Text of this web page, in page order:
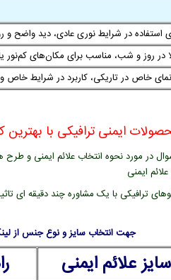
استفاده در شرایط نوری عادی، دید واضح و
در روز و شب، مناسب برای مکان‌های کم‌نور
خاص در تاریکی، کاربرد در شرایط
ایمنی ترافیکی با بهترین
در مورد نحوه انتخاب علائم ایمنی و
ترافیکی با یک مشاوره چند دقیقه ای
جهت انتخاب سایز و نوع جنس از
علائم ایمنی